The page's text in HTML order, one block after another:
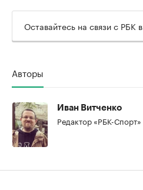
00:00 / 00:00
Оставайтесь на связи с РБК в
Авторы
Иван Витченко
Редактор «РБК-Спорт»